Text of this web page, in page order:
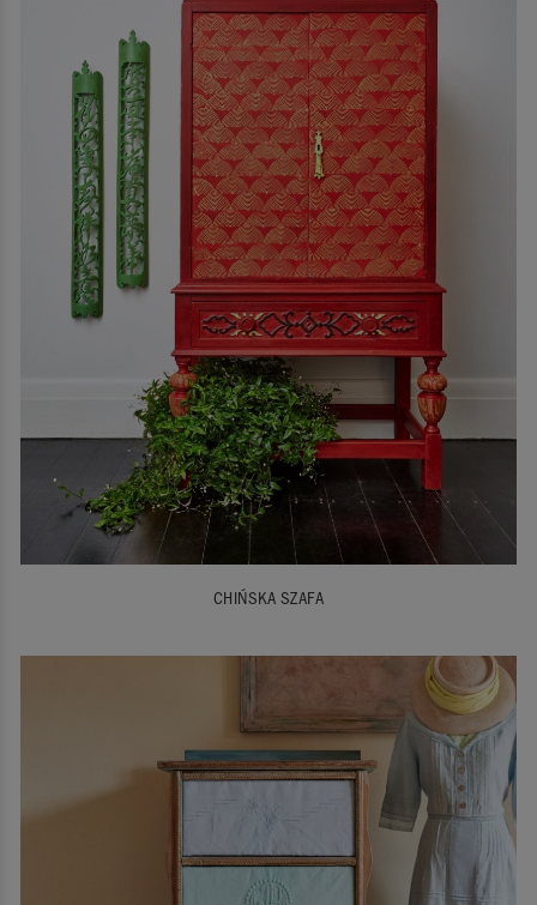
CHIŃSKA SZAFA